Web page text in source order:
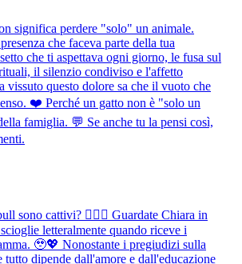
significa perdere "solo" un animale.
che faceva parte della tua
che ti aspettava ogni giorno, le fusa sul
il silenzio condiviso e l'affetto
vissuto questo dolore sa che il vuoto che
❤️ Perché un gatto non è "solo un
famiglia. 💬 Se anche tu la pensi così,
sono cattivi? 💆‍♀️✨ Guardate Chiara in
letteralmente quando riceve i
🥹💖 Nonostante i pregiudizi sulla
tutto dipende dall'amore e dall'educazione